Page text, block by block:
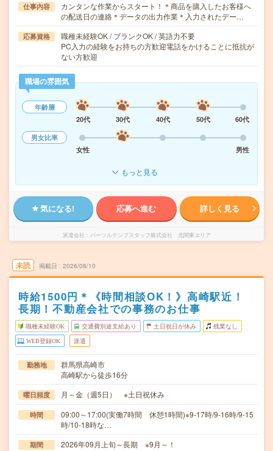
仕事内容
カンタンな作業からスタート！＊商品を購入したお客様へ
の配送日の連絡＊データの出力作業＊入力されたデー…
応募資格
職種未経験OK / ブランクOK / 英語力不要
PC入力の経験をお持ちの方歓迎電話をかけることに抵抗が
ない方歓迎
職場の雰囲気
年齢層
20代
30代 40代 50代
60代
男女比率
女性
男性
もっと見る
気になる! 応募へ進む 詳しく見る
派遣会社 パーソルテンプスタッフ株式会社 北関東エリア
未読 掲載日 2026/08/10
時給1500円＊《時間相談OK！》高崎駅近！
長期！不動産会社での事務のお仕事
職種未経験OK 交通費別途支給あり 土日祝日が休み 残業なし
WEB登録OK 派遣
勤務地
群馬県高崎市
高崎駅から徒歩16分
曜日頻度 月～金（週5日） ※土日祝休み
時間
09:00～17:00(実働7時間 休憩1時間)※9-17時/9-16時/9-15
時/10-18時な…
期間 2026年09月上旬～長期 ※9月～！